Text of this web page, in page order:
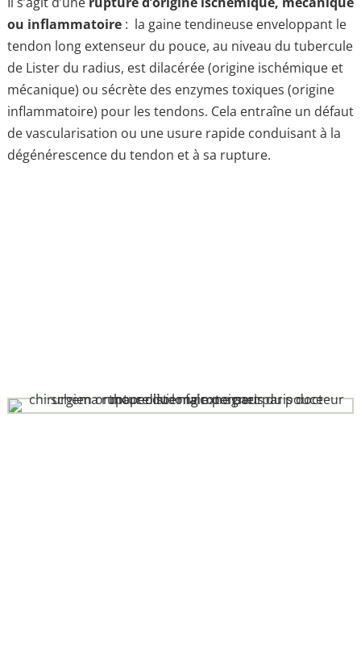
ou inflammatoire: la gaine tendineuse enveloppant le
tendon long extenseur du pouce, au niveau du tubercule
de Lister du radius, est dilacérée (origine ischémique et
mécanique) ou sécrète des enzymes toxiques (origine
inflammatoire) pour les tendons. Cela entraîne un défaut
de vascularisation ou une usure rapide conduisant à la
dégénérescence du tendon et à sa rupture.